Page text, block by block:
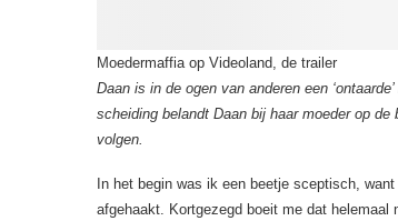
Moedermaffia op Videoland, de trailer
Daan is in de ogen van anderen een
scheiding belandt Daan bij haar moeder op
volgen.
In het begin was ik een beetje sceptisch,
afgehaakt. Kortgezegd boeit me dat